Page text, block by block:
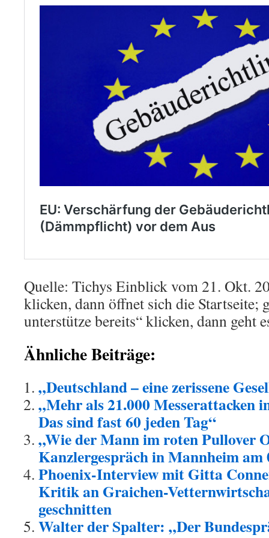
Quelle: Tichys Einblick vom 21. Okt.
klicken, dann öffnet sich die Startseite;
unterstütze bereits“ klicken, dann geht
Ähnliche Beiträge:
„Deutschland – eine zerissene
„Mehr als 21.000 Messerattacken
Das sind fast 60 jeden Tag“
„Wie der Mann im roten Pullover
Kanzlergespräch in Mannheim am
Phoenix-Interview mit Gitta
Kritik an Graichen-
geschnitten
Walter der Spalter: „Der